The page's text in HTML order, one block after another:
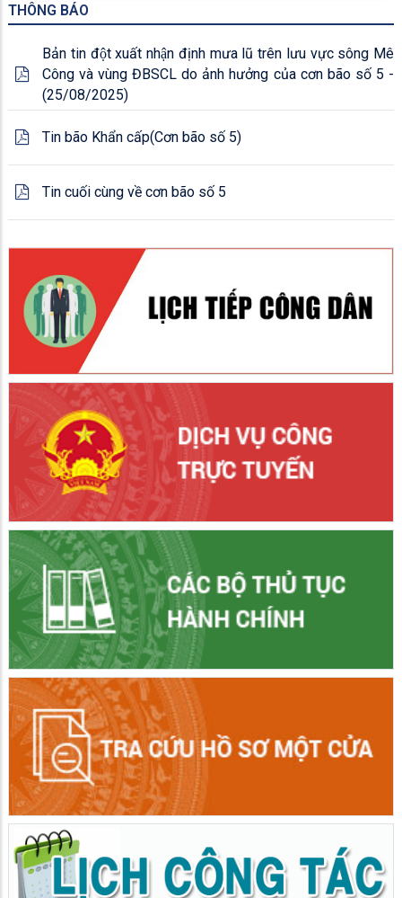
THÔNG BÁO
Bản tin đột xuất nhận định mưa lũ trên lưu vực sông Mê
Công và vùng ĐBSCL do ảnh hưởng của cơn bão số 5 -
(25/08/2025)
Tin bão Khẩn cấp(Cơn bão số 5)
Tin cuối cùng về cơn bão số 5